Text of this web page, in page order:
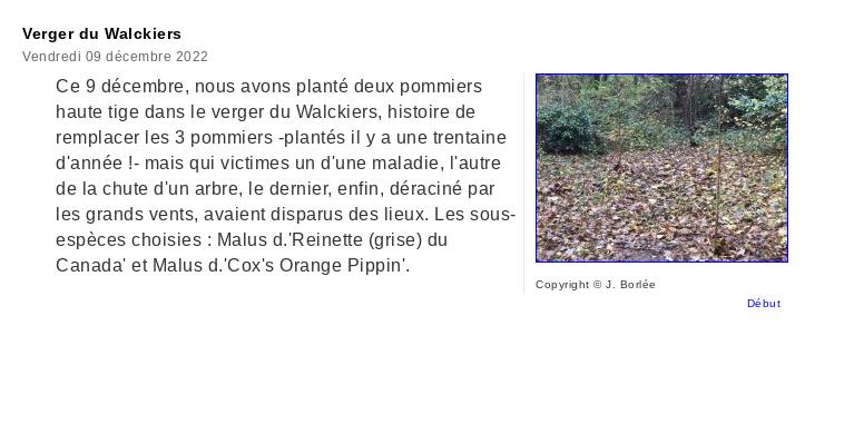
Verger du Walckiers
Vendredi 09 décembre 2022
Ce 9 décembre, nous avons planté deux pommiers
haute tige dans le verger du Walckiers, histoire de
remplacer les 3 pommiers -plantés il y a une trentaine
d'année !- mais qui victimes un d'une maladie, l'autre
de la chute d'un arbre, le dernier, enfin, déraciné par
les grands vents, avaient disparus des lieux. Les sous-
espèces choisies : Malus d.'Reinette (grise) du
Canada' et Malus d.'Cox's Orange Pippin'.
Copyright © J. Borlée
Début